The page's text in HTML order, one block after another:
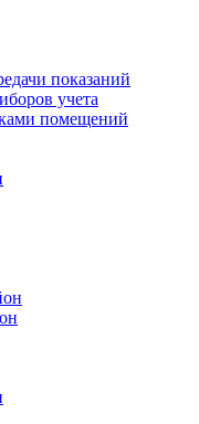
показаний
учета
помещений